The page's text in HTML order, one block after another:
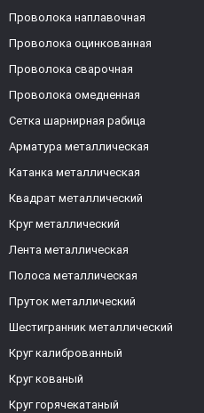
Проволока наплавочная
Проволока оцинкованная
Проволока сварочная
Проволока омедненная
Сетка шарнирная рабица
Арматура металлическая
Катанка металлическая
Квадрат металлический
Круг металлический
Лента металлическая
Полоса металлическая
Пруток металлический
Шестигранник металлический
Круг калиброванный
Круг кованый
Круг горячекатаный